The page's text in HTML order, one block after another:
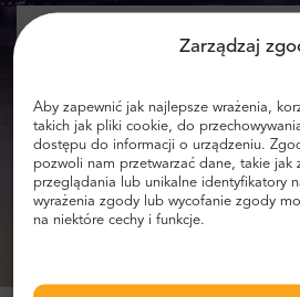
Zarządzaj
Aby zapewnić jak najlepsze wrażenia,
takich jak pliki cookie, do
dostępu do informacji o urządzeniu.
pozwoli nam przetwarzać dane, takie jak
przeglądania lub unikalne identyfikatory
wyrażenia zgody lub wycofanie zgody
na niektóre cechy i funkcje.
Podaj swój e-mail i
Otrzymuj